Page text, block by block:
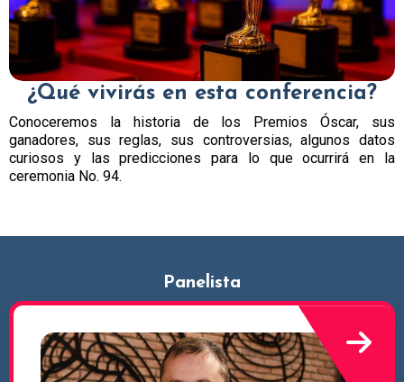
¿Qué vivirás en esta conferencia?
Conoceremos la historia de los Premios Óscar, sus
ganadores, sus reglas, sus controversias, algunos datos
curiosos y las predicciones para lo que ocurrirá en la
ceremonia No. 94.
Panelista